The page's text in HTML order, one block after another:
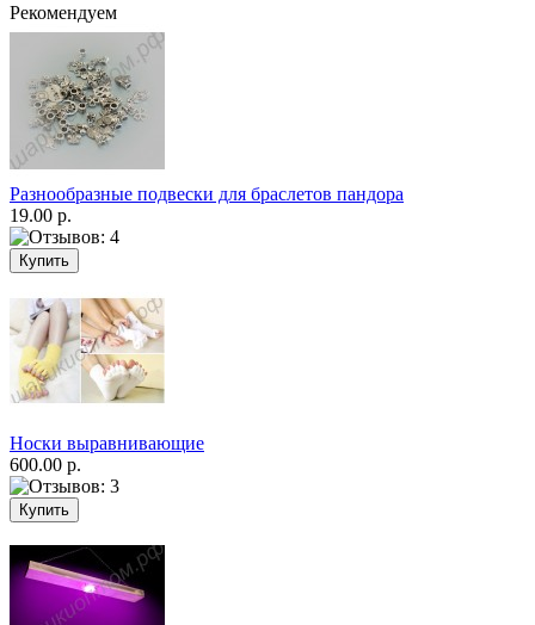
Рекомендуем
Разнообразные подвески для браслетов пандора
19.00 р.
Носки выравнивающие
600.00 р.